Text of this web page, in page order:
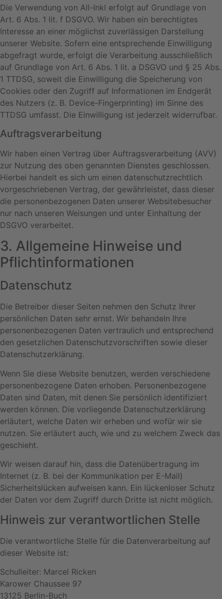
Die Verwendung von All-Inkl erfolgt auf Grundlage von
Art. 6 Abs. 1 lit. f DSGVO. Wir haben ein berechtigtes
Interesse an einer möglichst zuverlässigen Darstellung
unserer Website. Sofern eine entsprechende Einwilligung
abgefragt wurde, erfolgt die Verarbeitung ausschließlich
auf Grundlage von Art. 6 Abs. 1 lit. a DSGVO und § 25 Abs.
1 TTDSG, soweit die Einwilligung die Speicherung von
Cookies oder den Zugriff auf Informationen im Endgerät
des Nutzers (z. B. Device-Fingerprinting) im Sinne des
TTDSG umfasst. Die Einwilligung ist jederzeit widerrufbar.
Auftragsverarbeitung
Wir haben einen Vertrag über Auftragsverarbeitung (AVV)
zur Nutzung des oben genannten Dienstes geschlossen.
Hierbei handelt es sich um einen datenschutzrechtlich
vorgeschriebenen Vertrag, der gewährleistet, dass dieser
die personenbezogenen Daten unserer Websitebesucher
nur nach unseren Weisungen und unter Einhaltung der
DSGVO verarbeitet.
3. Allgemeine Hinweise und
Pflicht­informationen
Datenschutz
Die Betreiber dieser Seiten nehmen den Schutz Ihrer
persönlichen Daten sehr ernst. Wir behandeln Ihre
personenbezogenen Daten vertraulich und entsprechend
den gesetzlichen Datenschutzvorschriften sowie dieser
Datenschutzerklärung.
Wenn Sie diese Website benutzen, werden verschiedene
personenbezogene Daten erhoben. Personenbezogene
Daten sind Daten, mit denen Sie persönlich identifiziert
werden können. Die vorliegende Datenschutzerklärung
erläutert, welche Daten wir erheben und wofür wir sie
nutzen. Sie erläutert auch, wie und zu welchem Zweck das
geschieht.
Wir weisen darauf hin, dass die Datenübertragung im
Internet (z. B. bei der Kommunikation per E-Mail)
Sicherheitslücken aufweisen kann. Ein lückenloser Schutz
der Daten vor dem Zugriff durch Dritte ist nicht möglich.
Hinweis zur verantwortlichen Stelle
Die verantwortliche Stelle für die Datenverarbeitung auf
dieser Website ist:
Schulleiter: Marcel Ricken
Karower Chaussee 97
13125 Berlin-Buch